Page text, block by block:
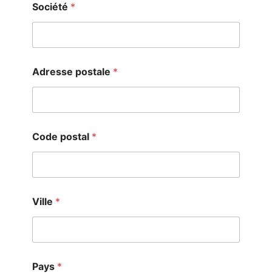
Société *
Adresse postale *
Code postal *
Ville *
Pays *